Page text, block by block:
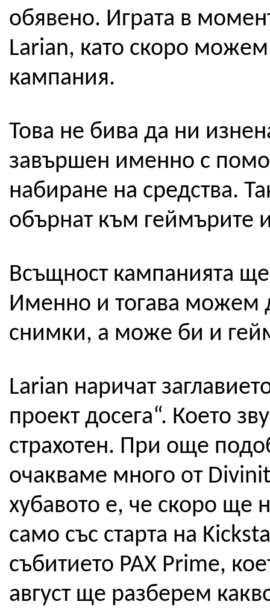
обявено. Играта в
Larian, като скоро
кампания.
Това не бива да ни
завършен именно с
набиране на средства.
обърнат към геймърите и
Всъщност кампанията ще
Именно и тогава можем
снимки, а може би и
Larian наричат
проект досега“. Което
страхотен. При още
очакваме много от
хубавото е, че скоро ще
само със старта на
събитието PAX Prime,
август ще разберем